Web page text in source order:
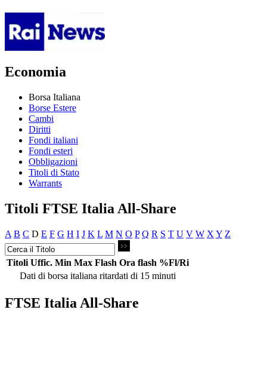
Economia
Borsa Italiana
Borse Estere
Cambi
Diritti
Fondi italiani
Fondi esteri
Obbligazioni
Titoli di Stato
Warrants
Titoli FTSE Italia All-Share
A B C D E F G H I J K L M N O P Q R S T U V W X Y Z
Titoli Uffic. Min Max Flash Ora flash %Fl/Ri
Dati di borsa italiana ritardati di 15 minuti
FTSE Italia All-Share